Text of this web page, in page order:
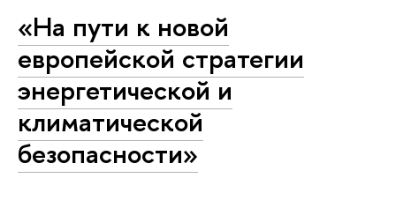
«На пути к новой
европейской стратегии
энергетической и
климатической
безопасности»